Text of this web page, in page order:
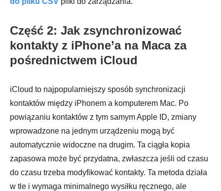
Część 2: Jak zsynchronizować
kontakty z iPhone’a na Maca za
pośrednictwem iCloud
iCloud to najpopularniejszy sposób synchronizacji
kontaktów między iPhonem a komputerem Mac. Po
powiązaniu kontaktów z tym samym Apple ID, zmiany
wprowadzone na jednym urządzeniu mogą być
automatycznie widoczne na drugim. Ta ciągła kopia
zapasowa może być przydatna, zwłaszcza jeśli od czasu
do czasu trzeba modyfikować kontakty. Ta metoda działa
w tle i wymaga minimalnego wysiłku ręcznego, ale